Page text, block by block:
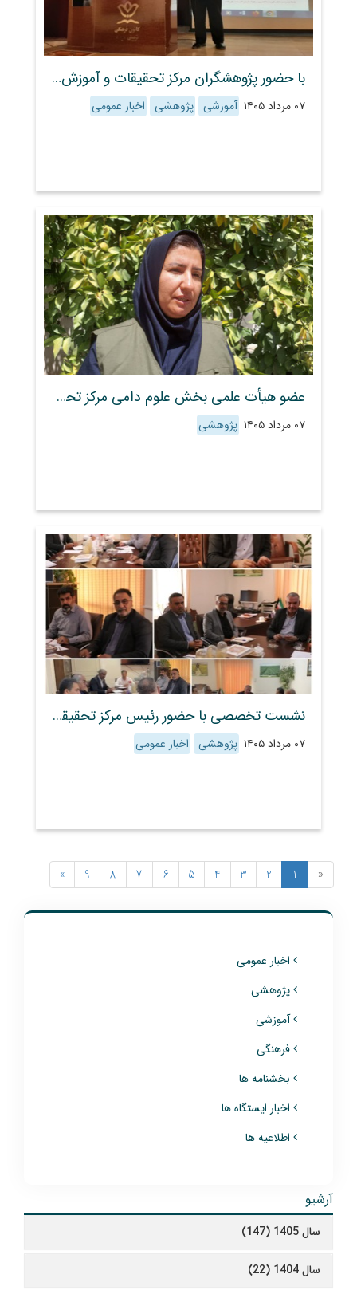
با حضور پژوهشگران مرکز تحقیقات و آموزش کشاورزی و منابع طبیعی استان فارس؛ کارگاه تخصصی مدیریت تلفیقی باغ‌های انجیر و انگور در فیروزآباد برگزار شد
۰۷ مرداد ۱۴۰۵ آموزشی پژوهشی اخبار عمومی
عضو هیأت علمی بخش علوم دامی مرکز تحقیقات و آموزش کشاورزی و منابع طبیعی استان فارس، راهکارهای علمی اصلاح نژاد دام سبک و کاربرد ژن FecB را تشریح کرد
۰۷ مرداد ۱۴۰۵ پژوهشی
نشست تخصصی با حضور رئیس مرکز تحقیقات و آموزش کشاورزی و منابع طبیعی استان فارس برای توسعه تولید نهال سالم مرکبات برگزار شد
۰۷ مرداد ۱۴۰۵ پژوهشی اخبار عمومی
«
1
2
3
4
5
6
7
8
9
»
اخبار عمومی
پژوهشی
آموزشی
فرهنگی
بخشنامه ها
اخبار ایستگاه ها
اطلاعیه ها
آرشیو
سال 1405 (147)
سال 1404 (22)